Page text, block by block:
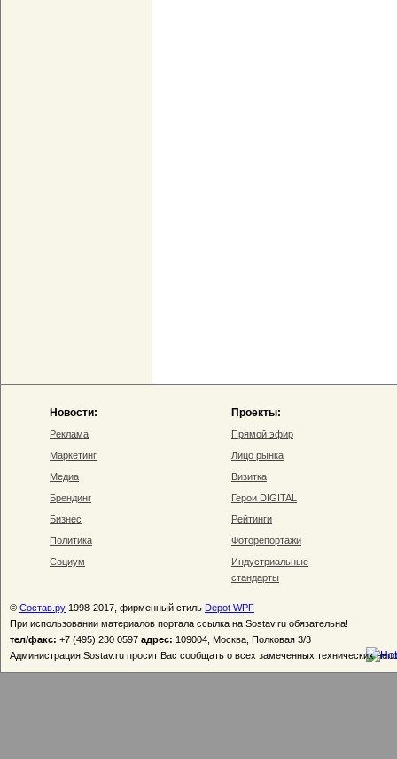
Новости:
Реклама
Маркетинг
Медиа
Брендинг
Бизнес
Политика
Социум
Проекты:
Прямой эфир
Лицо рынка
Визитка
Герои DIGITAL
Рейтинги
Фоторепортажи
Индустриальные
стандарты
© Состав.ру 1998-2017, фирменный стиль Depot WPF
При использовании материалов портала ссылка на Sostav.ru обязательна!
тел/факс: +7 (495) 230 0597 адрес: 109004, Москва, Полковая 3/3
Администрация Sostav.ru просит Вас сообщать о всех замеченных технических